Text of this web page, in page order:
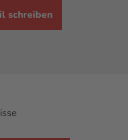
schreiben